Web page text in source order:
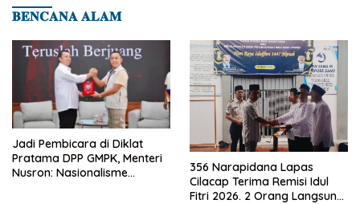
𝐁𝐄𝐍𝐂𝐀𝐍𝐀 𝐀𝐋𝐀𝐌
Jadi Pembicara di Diklat
Pratama DPP GMPK, Menteri
Nusron: Nasionalisme
356 Narapidana Lapas
Cilacap Terima Remisi Idul
Fitri 2026. 2 Orang Langsung